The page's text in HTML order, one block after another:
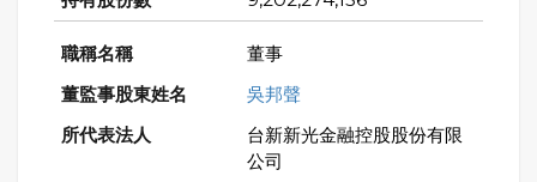
董事
吳邦聲
台新新光金融控股股份有限
公司